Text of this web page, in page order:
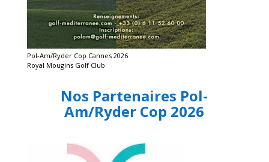
Pol-Am/Ryder Cop Cannes 2026
Royal Mougins Golf Club
Nos Partenaires Pol-
Am/Ryder Cop 2026